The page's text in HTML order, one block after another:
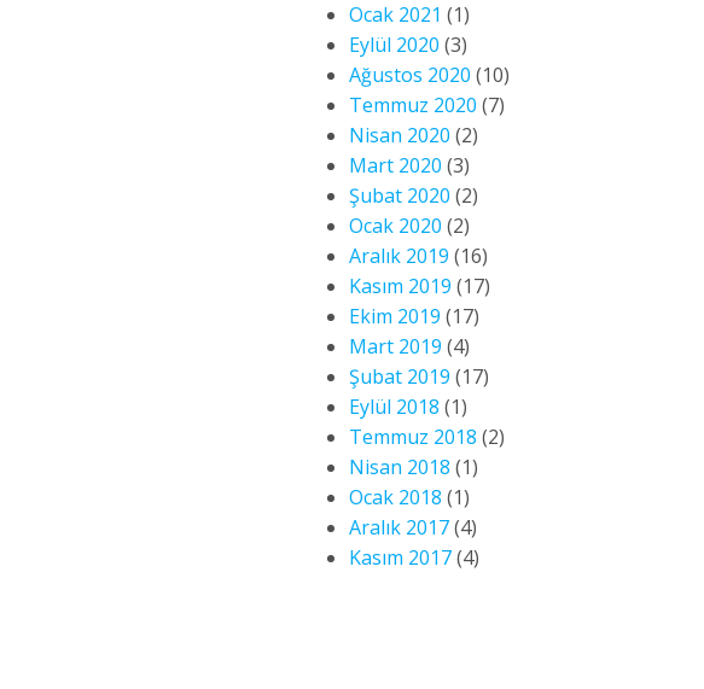
Ocak 2021 (1)
Eylül 2020 (3)
Ağustos 2020 (10)
Temmuz 2020 (7)
Nisan 2020 (2)
Mart 2020 (3)
Şubat 2020 (2)
Ocak 2020 (2)
Aralık 2019 (16)
Kasım 2019 (17)
Ekim 2019 (17)
Mart 2019 (4)
Şubat 2019 (17)
Eylül 2018 (1)
Temmuz 2018 (2)
Nisan 2018 (1)
Ocak 2018 (1)
Aralık 2017(4)
Kasım 2017(4)